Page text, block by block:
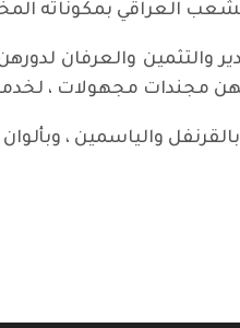
العراقي بمكوناته
والتثمين والعرفان
مجندات مجهولات ،
والياسمين ،
العراقيّ الوقت؟